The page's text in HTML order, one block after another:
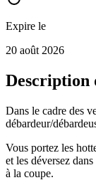
Expire le
20 août 2026
Description
Dans le cadre des
débardeur/
Vous portez les
et les déversez
à la coupe.